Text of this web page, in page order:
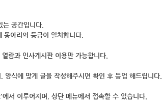
는 공간입니다.
동아리의 등급이 일치 합니다.
열람과 인사게시판 이용만 가능합니다.
식에 맞게 글을 작성해주시면 확인 후 등업 해드립니다.
'에서 이루어지며, 상단 메뉴에서 접속할 수 있습니다.